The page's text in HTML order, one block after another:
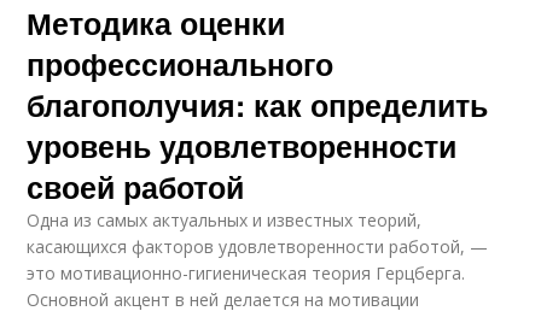
Методика оценки
профессионального
благополучия: как определить
уровень удовлетворенности
своей работой
Одна из самых актуальных и известных теорий,
касающихся факторов удовлетворенности работой, —
это мотивационно-гигиеническая теория Герцберга.
Основной акцент в ней делается на мотивации